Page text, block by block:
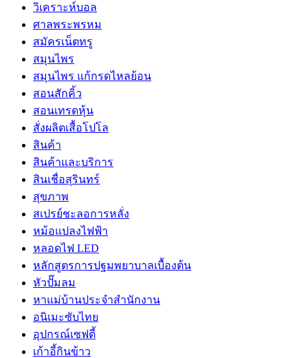
วิเคราะห์บอล
ศาลพระพรหม
สมัครเน็ตทรู
สมุนไพร
สมุนไพร แก้กรดไหลย้อน
สอนสักคิ้ว
สอนเทรดหุ้น
สั่งผลิตเสื้อโปโล
สินค้า
สินค้าและบริการ
สินเชื่อสุรินทร์
สุขภาพ
สเปรย์ชะลอการหลั่ง
หม้อแปลงไฟฟ้า
หลอดไฟ LED
หลักสูตรการปฐมพยาบาลเบื้องต้น
หัวปั๊มลม
หาแม่บ้านประจำสำนักงาน
อนิเมะซับไทย
อุปกรณ์เซฟตี้
เก้าอี้กินข้าว